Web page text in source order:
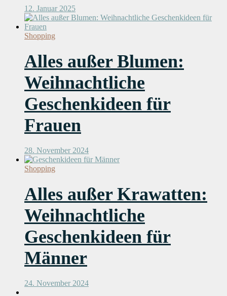
12. Januar 2025
Shopping
Alles außer Blumen:
Weihnachtliche
Geschenkideen für
Frauen
28. November 2024
Shopping
Alles außer Krawatten:
Weihnachtliche
Geschenkideen für
Männer
24. November 2024